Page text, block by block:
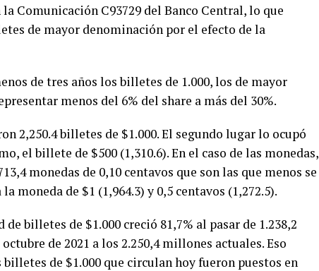
Comunicación C93729 del Banco Central, lo que
de mayor denominación por el efecto de la
de tres años los billetes de 1.000, los de mayor
menos del 6% del share a más del 30%.
2,250.4 billetes de $1.000. El segundo lugar lo ocupó
el billete de $500 (1,310.6). En el caso de las monedas,
monedas de 0,10 centavos que son las que menos se
moneda de $1 (1,964.3) y 0,5 centavos (1,272.5).
billetes de $1.000 creció 81,7% al pasar de 1.238,2
de 2021 a los 2.250,4 millones actuales. Eso
de $1.000 que circulan hoy fueron puestos en